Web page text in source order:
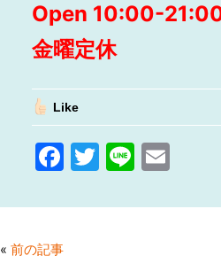
Open 10:00-
金曜定休
Like
F
c
e
T
itt
Li
e
E
ai
« 前の記事